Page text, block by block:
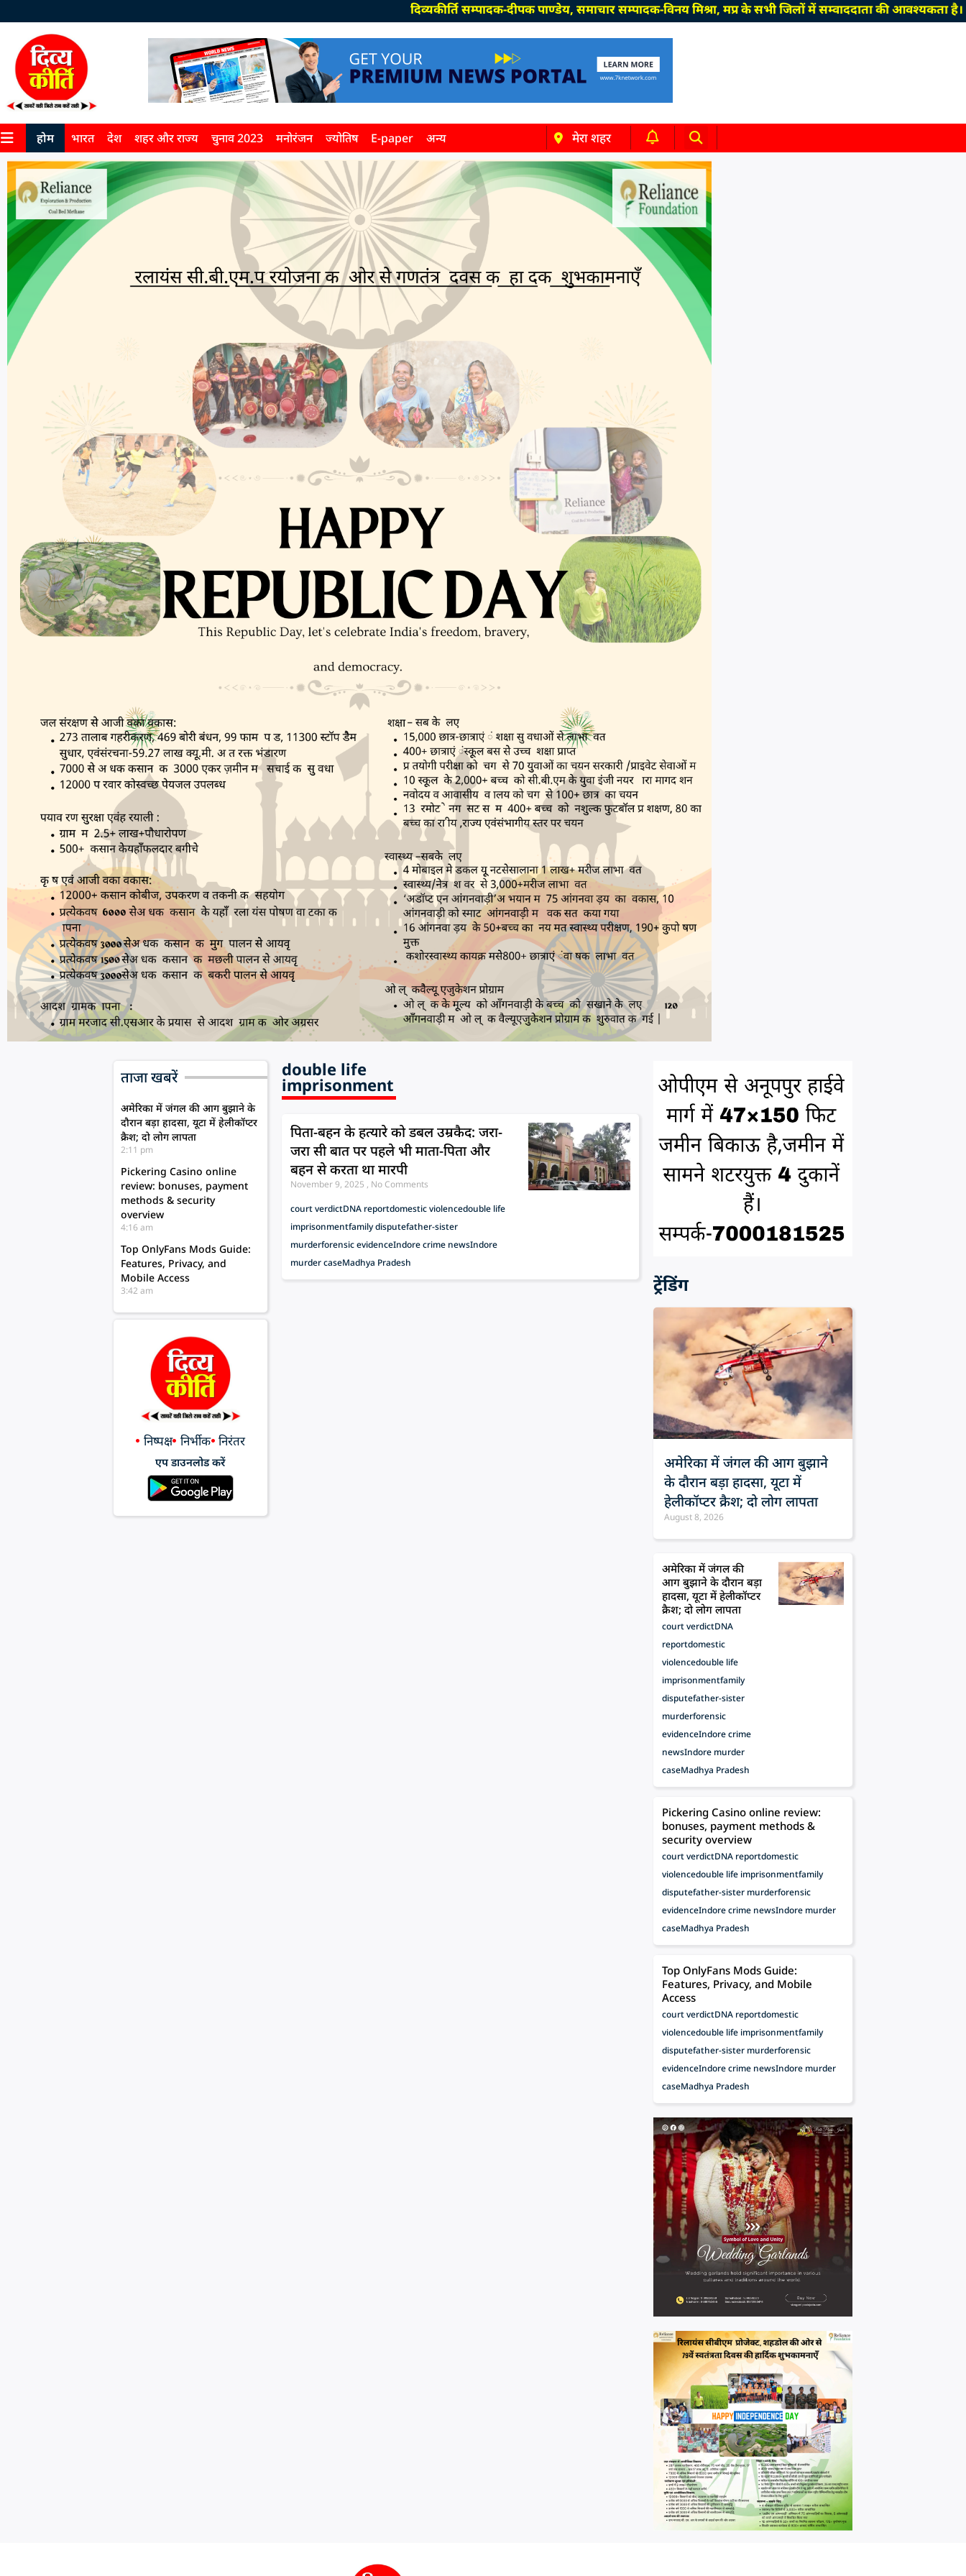
दिव्यकीर्ति सम्पादक-दीपक पाण्डेय, समाचार सम्पादक-विनय मिश्रा, मप्र के सभी जिलों में सम्वाददाता की आवश्यकता है।
होम भारत देश शहर और राज्य चुनाव 2023 मनोरंजन ज्योतिष E-paper अन्य मेरा शहर
ताजा खबरें
अमेरिका में जंगल की आग बुझाने के
दौरान बड़ा हादसा, यूटा में हेलीकॉप्टर
क्रैश; दो लोग लापता
2:11 pm
Pickering Casino online
review: bonuses, payment
methods & security
overview
4:16 am
Top OnlyFans Mods Guide:
Features, Privacy, and
Mobile Access
3:42 am
निष्पक्ष निर्भीक निरंतर
एप डाउनलोड करें
double life
imprisonment
पिता-बहन के हत्यारे को डबल उम्रकैद: जरा-
जरा सी बात पर पहले भी माता-पिता और
बहन से करता था मारपी
November 9, 2025
No Comments
court verdictDNA reportdomestic violencedouble life
imprisonmentfamily disputefather-sister
murderforensic evidenceIndore crime newsIndore
murder caseMadhya Pradesh
ट्रेंडिंग
अमेरिका में जंगल की आग बुझाने
के दौरान बड़ा हादसा, यूटा में
हेलीकॉप्टर क्रैश; दो लोग लापता
August 8, 2026
अमेरिका में जंगल की
आग बुझाने के दौरान बड़ा
हादसा, यूटा में हेलीकॉप्टर
क्रैश; दो लोग लापता
court verdictDNA
reportdomestic
violencedouble life
imprisonmentfamily
disputefather-sister
murderforensic
evidenceIndore crime
newsIndore murder
caseMadhya Pradesh
Pickering Casino online review:
bonuses, payment methods &
security overview
court verdictDNA reportdomestic
violencedouble life imprisonmentfamily
disputefather-sister murderforensic
evidenceIndore crime newsIndore murder
caseMadhya Pradesh
Top OnlyFans Mods Guide:
Features, Privacy, and Mobile
Access
court verdictDNA reportdomestic
violencedouble life imprisonmentfamily
disputefather-sister murderforensic
evidenceIndore crime newsIndore murder
caseMadhya Pradesh